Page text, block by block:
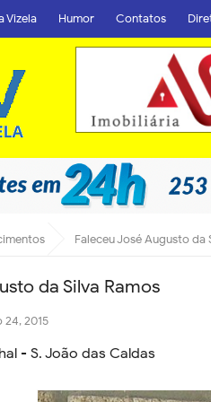
Vizela Humor Contatos
Faleceu José Augusto da
da Silva Ramos
2015
- S. João das Caldas